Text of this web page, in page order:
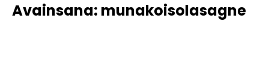
Avainsana: munakoisolasagne